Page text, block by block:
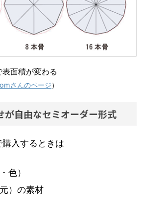
面積が変わる
さんのページ）
が自由なセミオーダー形式
入するときは
色）
）の素材